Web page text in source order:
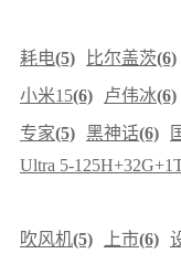
耗电(5) 比尔盖茨(6)
小米15(6) 卢伟冰(6)
专家(5) 黑神话(6)
Ultra 5-
吹风机(5) 上市(6)